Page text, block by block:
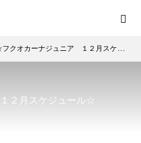
クオカーナジュニア １２月スケジュール☆
２月スケジュール☆